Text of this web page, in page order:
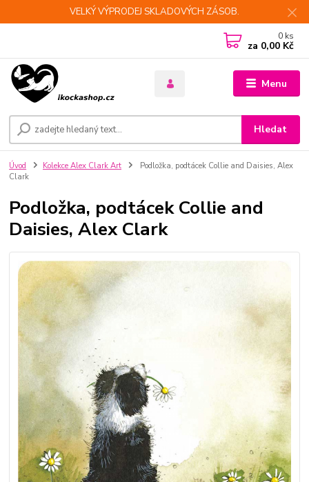
VELKÝ VÝPRODEJ SKLADOVÝCH ZÁSOB.
Menu
Hledat
0 ks
za 0,00 Kč
Úvod Kolekce Alex Clark Art
Podložka, podtácek Collie and Daisies, Alex
Clark
Podložka, podtácek Collie and
Daisies, Alex Clark